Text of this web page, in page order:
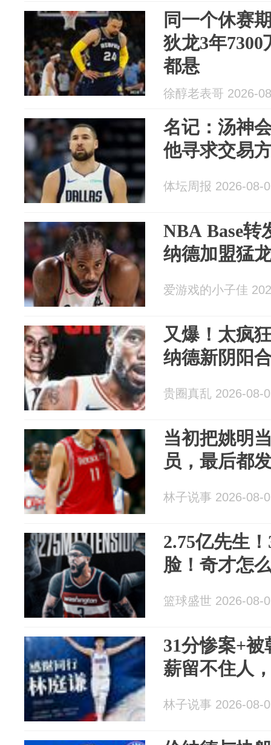
同一个休赛
狄龙3年7300
都悬
徐醇老表哥 2026-
名记：汤神
他寻求交易
体坛周报 2026-08-
NBA Base转
纳德加盟猛
爱游戏的小子佳
又爆！太疯
纳德新阴阳
贵圈真乱 2026-08-
当初把姚明
员，最后都
林子说事 2026-08-
2.75亿先生
脸！奇才怎
篮球盛世 2026-08-
31分惨案+
薪留不住人
林子说事 2026-08-